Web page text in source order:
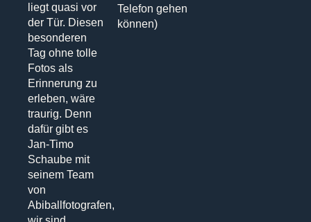
liegt quasi vor
der Tür. Diesen
besonderen
Tag ohne tolle
Fotos als
Erinnerung zu
erleben, wäre
traurig. Denn
dafür gibt es
Jan-Timo
Schaube mit
seinem Team
von
Abiballfotografen,
Telefon gehen
können)